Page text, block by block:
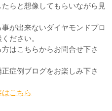
らと想像してもらいながら見
が出来ないダイヤモンドプロ
ださい。
はこちらからお問合せ下さ
症例ブログをお楽しみ下さ
こちら